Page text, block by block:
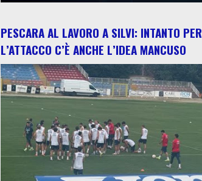
PESCARA AL LAVORO A SILVI: INTANTO PER
L’ATTACCO C’È ANCHE L’IDEA MANCUSO